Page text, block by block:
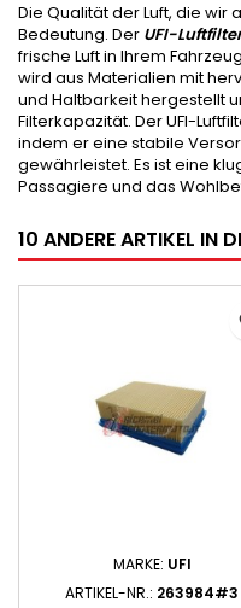
Die Qualität der Luft, die
Bedeutung. Der UFI-Luftfilter
frische Luft in Ihrem
wird aus Materialien mit
und Haltbarkeit hergestellt
Filterkapazität. Der UFI-
indem er eine stabile
gewährleistet. Es ist eine
Passagiere und das
10 ANDERE ARTIKEL IN
MARKE: UFI
ARTIKEL-NR.: 263984#3